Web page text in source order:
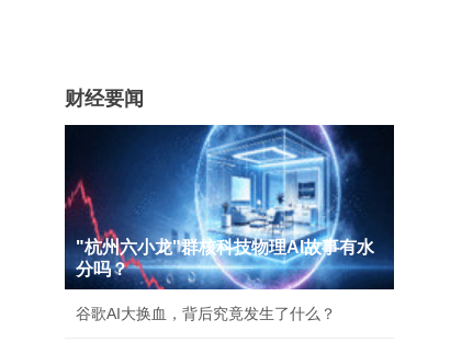
财经要闻
"杭州六小龙"群核科技物理AI故事有水
分吗？
谷歌AI大换血，背后究竟发生了什么？